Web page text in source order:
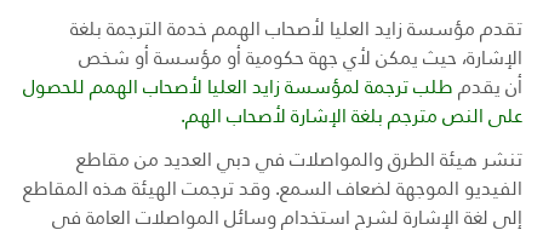
تقدم مؤسسة زايد العليا لأصحاب الهمم خدمة الترجمة بلغة
الإشارة، حيث يمكن لأي جهة حكومية أو مؤسسة أو شخص
أن يقدم طلب ترجمة لمؤسسة زايد العليا لأصحاب الهمم للحصول
على النص مترجم بلغة الإشارة لأصحاب الهم.
تنشر هيئة الطرق والمواصلات في دبي العديد من مقاطع
الفيديو الموجهة لضعاف السمع. وقد ترجمت الهيئة هذه المقاطع
إلى لغة الإشارة لشرح استخدام وسائل المواصلات العامة في